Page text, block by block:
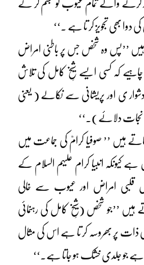
کرنے والے تمام عیوب کو مجسم کر کے
دوا بھی تجویز کر تا ہے ۔‘‘
ہیں ’’پس وہ شخص جس پر باطنی امراض
کہ کسی ایسے شیخِ کامل کی تلاش
ی اور پریشانی سے نکالے ( یعنی
نجات دلائے)۔‘‘
ہیں ’’ صوفیا کرامؒ کی جماعت میں
کیونکہ انبیا کرام علیہم السلام کے
قلبی امراض اور عیوب سے خالی
ہیں ’’جو شخص (شیخِ کامل کی رہنمائی
ذات پر بھروسہ کر تا ہے اس کی مثال
ہے جو جلدی خشک ہو جاتا ہے۔‘‘